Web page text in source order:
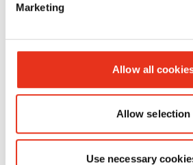
Marketing
Allow all
Allow selection
Use necessary
mecanismo
de corte
OMDD